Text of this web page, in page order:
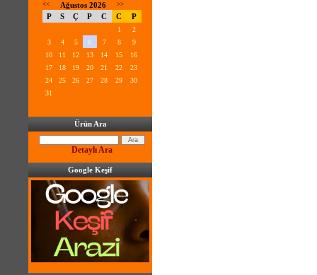
<< Ağustos 2026 >>
P S Ç P C C P
1
2
3
4 5 6 7 8
9
10
11 12 13 14 15
16
17
18 19 20 21 22
23
24
25 26 27 28 29
30
31
Ürün Ara
Detaylı Ara
Google Keşif